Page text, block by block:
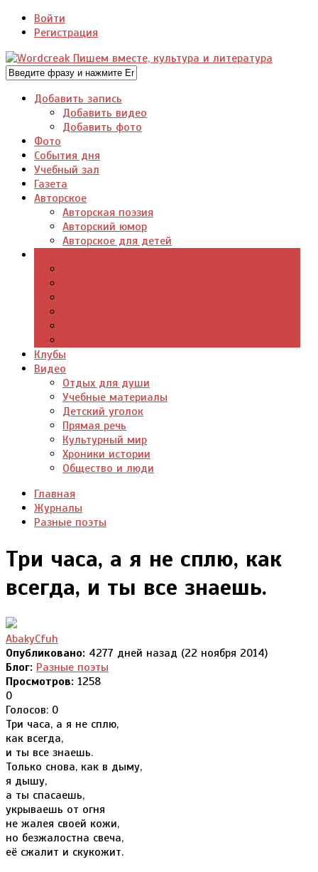
Войти
Регистрация
Добавить запись
Добавить видео
Добавить фото
Фото
События дня
Учебный зал
Газета
Авторское
Авторская поэзия
Авторский юмор
Авторское для детей
Клубы
Видео
Отдых для души
Учебные материалы
Детский уголок
Прямая речь
Культурный мир
Хроники истории
Общество и люди
Главная
Журналы
Разные поэты
Три часа, а я не сплю, как
всегда, и ты все знаешь.
AbakyCfuh
Опубликовано: 4277 дней назад (22 ноября 2014)
Блог: Разные поэты
Просмотров: 1258
0
Голосов: 0
Три часа, а я не сплю,
как всегда,
и ты все знаешь.
Только снова, как в дыму,
я дышу,
а ты спасаешь,
укрываешь от огня
не жалея своей кожи,
но безжалостна свеча,
её сжалит и скукожит.